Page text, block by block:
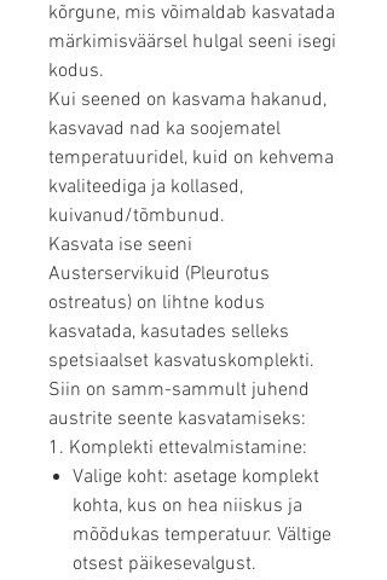
kõrgune, mis võimaldab kasvatada
märkimisväärsel hulgal seeni isegi
kodus.
Kui seened on kasvama hakanud,
kasvavad nad ka soojematel
temperatuuridel, kuid on kehvema
kvaliteediga ja kollased,
kuivanud/tõmbunud.
Kasvata ise seeni
Austerservikuid (Pleurotus
ostreatus) on lihtne kodus
kasvatada, kasutades selleks
spetsiaalset kasvatuskomplekti.
Siin on samm-sammult juhend
austrite seente kasvatamiseks:
1. Komplekti ettevalmistamine:
Valige koht: asetage komplekt
kohta, kus on hea niiskus ja
mõõdukas temperatuur. Vältige
otsest päikesevalgust.